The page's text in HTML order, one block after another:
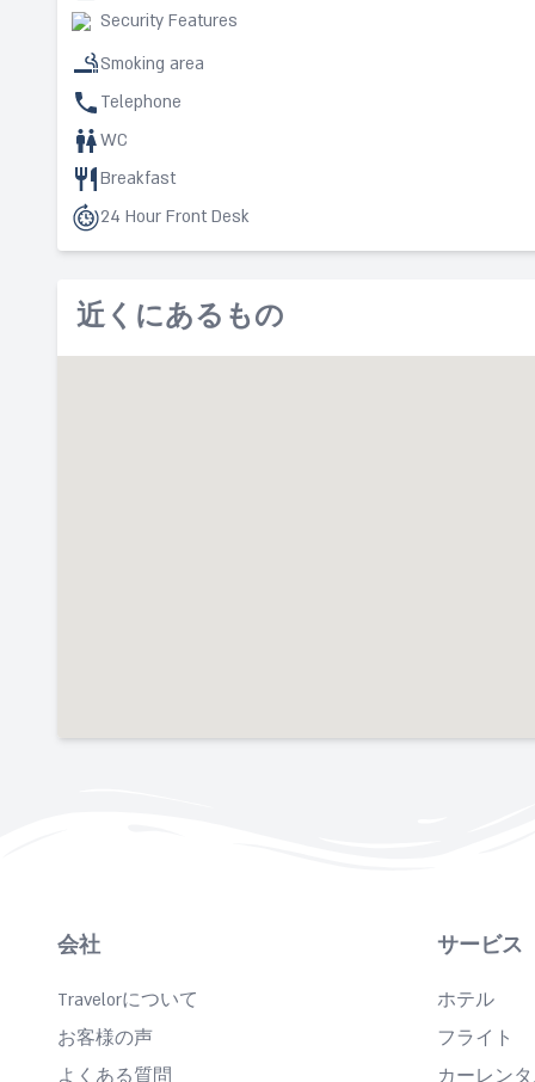
Security Features
Smoking area
Telephone
WC
Breakfast
24 Hour Front Desk
近くにあるもの
会社
Travelorについて
お客様の声
よくある質問
サービス
ホテル
フライト
カーレン